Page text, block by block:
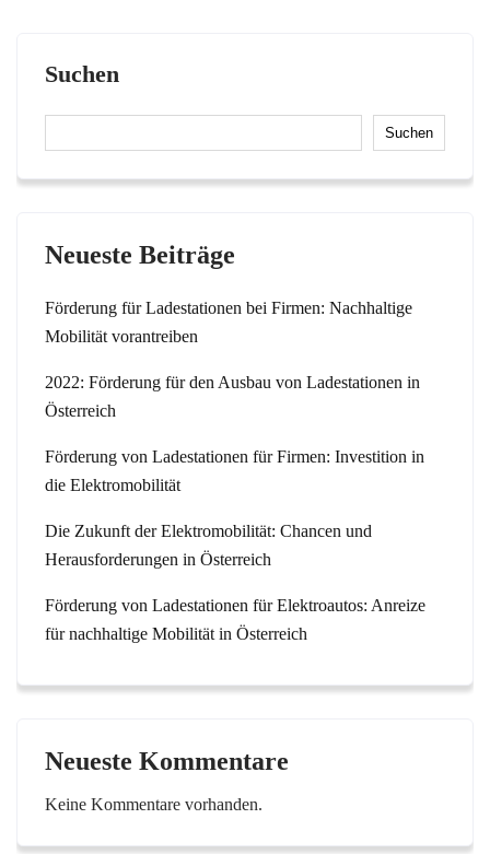
Suchen
Suchen
Neueste Beiträge
Förderung für Ladestationen bei Firmen: Nachhaltige
Mobilität vorantreiben
2022: Förderung für den Ausbau von Ladestationen in
Österreich
Förderung von Ladestationen für Firmen: Investition in
die Elektromobilität
Die Zukunft der Elektromobilität: Chancen und
Herausforderungen in Österreich
Förderung von Ladestationen für Elektroautos: Anreize
für nachhaltige Mobilität in Österreich
Neueste Kommentare
Keine Kommentare vorhanden.